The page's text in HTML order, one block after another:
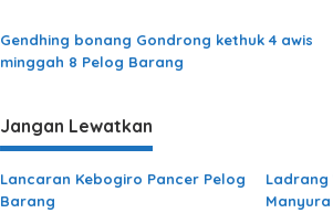
Gendhing bonang Gondrong kethuk 4 awis
minggah 8 Pelog Barang
Jangan Lewatkan
Lancaran Kebogiro Pancer Pelog
Barang
Ladrang
Manyura